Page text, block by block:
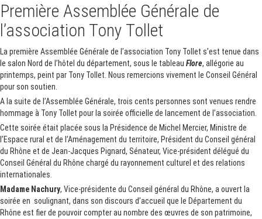
Première Assemblée Générale de
l’association Tony Tollet
La première Assemblée Générale de l’association Tony Tollet s’est tenue dans
le salon Nord de l’hôtel du département, sous le tableau Flore, allégorie au
printemps, peint par Tony Tollet. Nous remercions vivement le Conseil Général
pour son soutien.
A la suite de l’Assemblée Générale, trois cents personnes sont venues rendre
hommage à Tony Tollet pour la soirée officielle de lancement de l’association.
Cette soirée était placée sous la Présidence de Michel Mercier, Ministre de
l’Espace rural et de l’Aménagement du territoire, Président du Conseil général
du Rhône et de Jean-Jacques Pignard, Sénateur, Vice-président délégué du
Conseil Général du Rhône chargé du rayonnement culturel et des relations
internationales.
Madame Nachury, Vice-présidente du Conseil général du Rhône, a ouvert la
soirée en soulignant, dans son discours d’accueil que le Département du
Rhône est fier de pouvoir compter au nombre des œuvres de son patrimoine,